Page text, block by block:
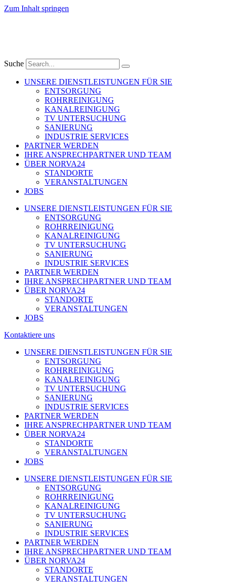
Zum Inhalt springen
Suche
UNSERE DIENSTLEISTUNGEN FÜR SIE
ENTSORGUNG
ROHRREINIGUNG
KANALREINIGUNG
TV UNTERSUCHUNG
SANIERUNG
INDUSTRIE SERVICES
PARTNER WERDEN
IHRE ANSPRECHPARTNER UND TEAM
ÜBER NORVA24
STANDORTE
VERANSTALTUNGEN
JOBS
UNSERE DIENSTLEISTUNGEN FÜR SIE
ENTSORGUNG
ROHRREINIGUNG
KANALREINIGUNG
TV UNTERSUCHUNG
SANIERUNG
INDUSTRIE SERVICES
PARTNER WERDEN
IHRE ANSPRECHPARTNER UND TEAM
ÜBER NORVA24
STANDORTE
VERANSTALTUNGEN
JOBS
Kontaktiere uns
UNSERE DIENSTLEISTUNGEN FÜR SIE
ENTSORGUNG
ROHRREINIGUNG
KANALREINIGUNG
TV UNTERSUCHUNG
SANIERUNG
INDUSTRIE SERVICES
PARTNER WERDEN
IHRE ANSPRECHPARTNER UND TEAM
ÜBER NORVA24
STANDORTE
VERANSTALTUNGEN
JOBS
UNSERE DIENSTLEISTUNGEN FÜR SIE
ENTSORGUNG
ROHRREINIGUNG
KANALREINIGUNG
TV UNTERSUCHUNG
SANIERUNG
INDUSTRIE SERVICES
PARTNER WERDEN
IHRE ANSPRECHPARTNER UND TEAM
ÜBER NORVA24
STANDORTE
VERANSTALTUNGEN